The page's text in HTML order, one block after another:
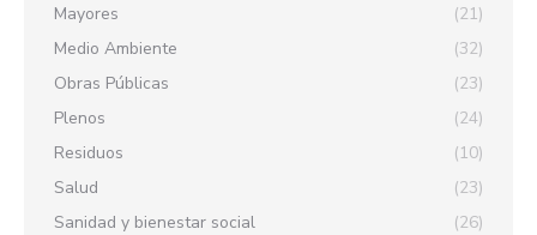
Mayores
(21)
Medio Ambiente
(32)
Obras Públicas
(23)
Plenos
(24)
Residuos
(10)
Salud
(23)
Sanidad y bienestar social
(26)